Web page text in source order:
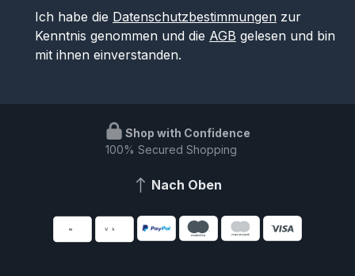
Ich habe die Datenschutzbestimmungen zur
Kenntnis genommen und die AGB gelesen und bin
mit ihnen einverstanden.
Shop with Confidence
100% Secured Shopping
Nach Oben